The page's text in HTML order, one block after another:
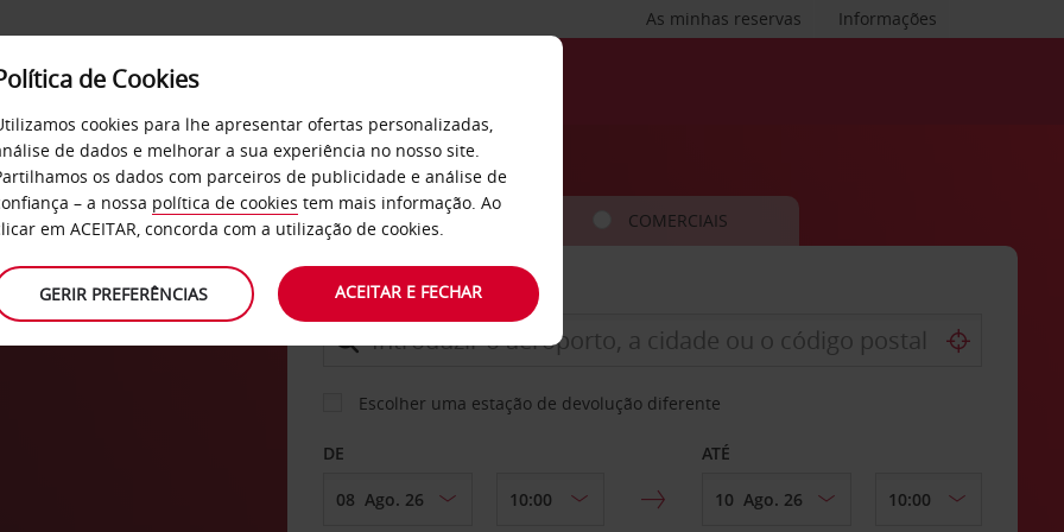
Informações
As minhas reservas
SERVIÇOS EMPRESAS
CARRO COMERCIAIS
LEVANTAR EM
Escolher uma estação de devolução diferente
DE ATÉ
de Cookies
cookies para lhe apresentar ofertas personalizadas,
de dados e melhorar a sua experiência no nosso site.
os dados com parceiros de publicidade e análise de
– a nossa política de cookies tem mais informação. Ao
em ACEITAR, concorda com a utilização de cookies.
GERIR PREFERÊNCIAS ACEITAR E FECHAR